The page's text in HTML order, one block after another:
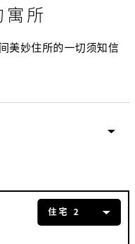
所
美妙住所的一切须知信